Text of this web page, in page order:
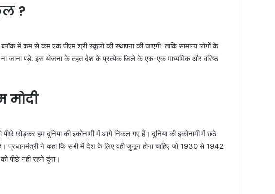
?
में कम से कम एक पीएम श्री स्कूलों की स्थापना की जाएगी. ताकि सामान्य लोगों के
ना जाना पड़े. इस योजना के तहत देश के प्रत्येक जिले के एक-एक माध्यमिक और वरिष्ठ
मोदी
छोड़कर हम दुनिया की इकोनामी में आगे निकल गए हैं। दुनिया की इकोनामी में छठे
ने कहा कि सभी में देश के लिए वही जुनून होना चाहिए जो 1930 से 1942
पीछे नहीं रहने दूंगा।